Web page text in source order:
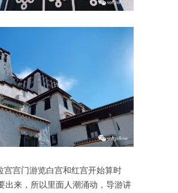
宫宫门游览白宫和红宫开始算时
出来，所以里面人潮涌动，导游讲